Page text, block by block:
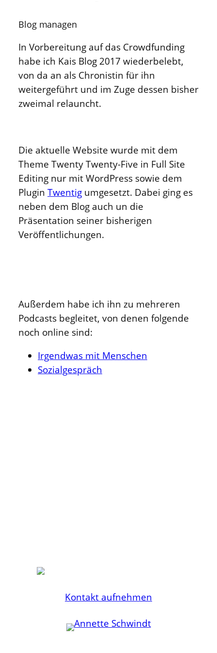
Blog managen
In Vorbereitung auf das Crowdfunding
habe ich Kais Blog 2017 wiederbelebt,
von da an als Chronistin für ihn
weitergeführt und im Zuge dessen bisher
zweimal relauncht.
Die aktuelle Website wurde mit dem
Theme Twenty Twenty-Five in Full Site
Editing nur mit WordPress sowie dem
Plugin Twentig umgesetzt. Dabei ging es
neben dem Blog auch un die
Präsentation seiner bisherigen
Veröffentlichungen.
Außerdem habe ich ihn zu mehreren
Podcasts begleitet, von denen folgende
noch online sind:
Irgendwas mit Menschen
Sozialgespräch
Kontakt aufnehmen